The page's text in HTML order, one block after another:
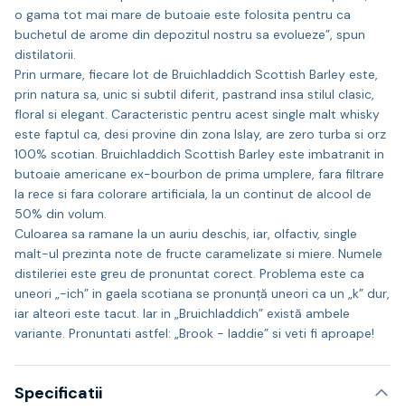
o gama tot mai mare de butoaie este folosita pentru ca
buchetul de arome din depozitul nostru sa evolueze”, spun
distilatorii.
Prin urmare, fiecare lot de Bruichladdich Scottish Barley este,
prin natura sa, unic si subtil diferit, pastrand insa stilul clasic,
floral si elegant. Caracteristic pentru acest single malt whisky
este faptul ca, desi provine din zona Islay, are zero turba si orz
100% scotian. Bruichladdich Scottish Barley este imbatranit in
butoaie americane ex-bourbon de prima umplere, fara filtrare
la rece si fara colorare artificiala, la un continut de alcool de
50% din volum.
Culoarea sa ramane la un auriu deschis, iar, olfactiv, single
malt-ul prezinta note de fructe caramelizate si miere. Numele
distileriei este greu de pronuntat corect. Problema este ca
uneori „-ich” in gaela scotiana se pronunță uneori ca un „k” dur,
iar alteori este tacut. Iar in „Bruichladdich” există ambele
variante. Pronuntati astfel: „Brook - laddie” si veti fi aproape!
Specificatii